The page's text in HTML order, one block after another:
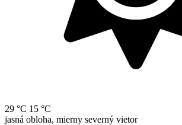
29 °C 15 °C
jasná obloha, mierny severný vietor